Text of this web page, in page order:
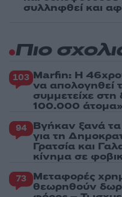
συλληφθεί και
Πιο
103 Marfin: Η
να απολογηθεί
συμμετείχε
100.000 άτομα»
94 Βγήκαν ξανά τα
για τη
Γρατσία και
κίνημα σε
73 Μεταφορές
θεωρηθούν